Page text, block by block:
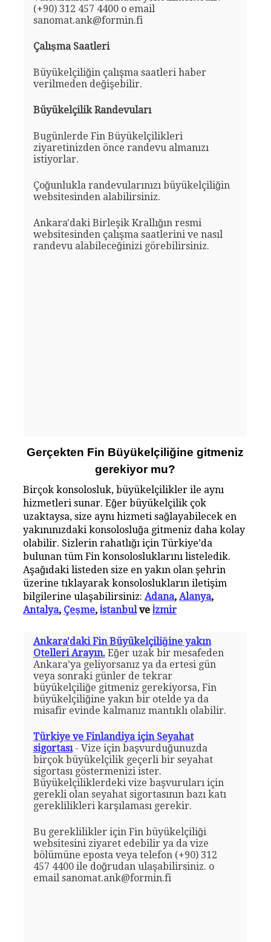
(+90) 312 457 4400 o email
sanomat.ank@formin.fi
Çalışma Saatleri
Büyükelçiliğin çalışma saatleri haber
verilmeden değişebilir.
Büyükelçilik Randevuları
Bugünlerde Fin Büyükelçilikleri
ziyaretinizden önce randevu almanızı
istiyorlar.
Çoğunlukla randevularınızı büyükelçiliğin
websitesinden alabilirsiniz.
Ankara'daki Birleşik Krallığın resmi
websitesinden çalışma saatlerini ve nasıl
randevu alabileceğinizi görebilirsiniz.
Gerçekten Fin Büyükelçiliğine gitmeniz
gerekiyor mu?
Birçok konsolosluk, büyükelçilikler ile aynı
hizmetleri sunar. Eğer büyükelçilik çok
uzaktaysa, size aynı hizmeti sağlayabilecek en
yakınınızdaki konsolosluğa gitmeniz daha kolay
olabilir. Sizlerin rahatlığı için Türkiye’da
bulunan tüm Fin konsolosluklarını listeledik.
Aşağıdaki listeden size en yakın olan şehrin
üzerine tıklayarak konsoloslukların iletişim
bilgilerine ulaşabilirsiniz:Adana,Alanya,
Antalya, Çeşme, İstanbulve İzmir
Ankara'daki Fin Büyükelçiliğine yakın
Otelleri Arayın.Eğer uzak bir mesafeden
Ankara’ya geliyorsanız ya da ertesi gün
veya sonraki günler de tekrar
büyükelçiliğe gitmeniz gerekiyorsa, Fin
büyükelçiliğine yakın bir otelde ya da
misafir evinde kalmanız mantıklı olabilir.
Türkiye ve Finlandiya için Seyahat
sigortası- Vize için başvurduğunuzda
birçok büyükelçilik geçerli bir seyahat
sigortası göstermenizi ister.
Büyükelçiliklerdeki vize başvuruları için
gerekli olan seyahat sigortasının bazı katı
gereklilikleri karşılaması gerekir.
Bu gereklilikler için Fin büyükelçiliği
websitesini ziyaret edebilir ya da vize
bölümüne eposta veya telefon (+90) 312
457 4400 ile doğrudan ulaşabilirsiniz. o
email sanomat.ank@formin.fi